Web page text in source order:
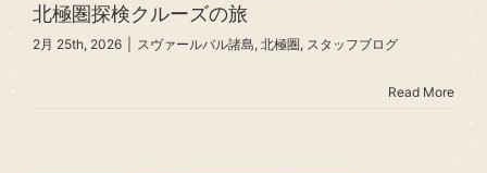
北極圏探検クルーズの旅
2月 25th, 2026 スヴァールバル諸島, 北極圏, スタッフブログ
Read More